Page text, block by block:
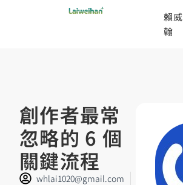
賴威
翰
創作者最常
忽略的 6 個
關鍵流程
whlai1020@gmail.com